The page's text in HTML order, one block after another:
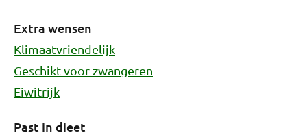
Extra wensen
Klimaatvriendelijk
Geschikt voor zwangeren
Eiwitrijk
Past in dieet